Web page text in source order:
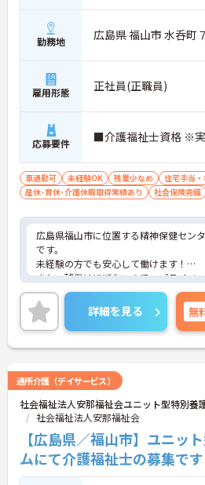
勤務地 広島県 福山市 水呑町
雇用形態 正社員(正職員)
応募要件 ■介護福祉士資格 ※
車通勤可 未経験OK 残業少なめ
住宅手当
産休･育休･介護休暇取得実績あり
社会保険完備
広島県福山市に位置する精神保健セン
です。
未経験の方でも安心して働けます！
また、残業はほぼないので、プライベ
が立てやすいです。
ご興味のある方は、お気軽にお問い合
い。
詳細を見る 無
通所介護（デイサービス）
社会福祉法人安那福祉会ユニット型特別養
社会福祉法人安那福祉会
【広島県／福山市】ユニッ
ムにて介護福祉士の募集で